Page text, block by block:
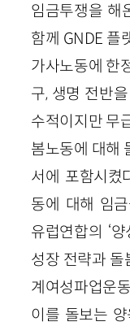
임금투쟁을 해
함께 GNDE 플
가사노동에 한
구, 생명 전반
수적이지만 무
봄노동에 대해
서에 포함시켰
동에 대해 임
유럽연합의 ‘
성장 전략과 돌
계여성파업운
이를 돌보는